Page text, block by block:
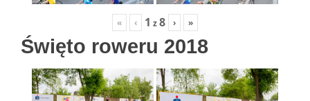
« ‹ 1 z8 › »
Święto roweru 2018